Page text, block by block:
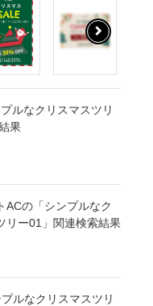
ルなクリスマスツリ
果
ACの「シンプルなク
リー01」関連検索結果
ルなクリスマスツリ